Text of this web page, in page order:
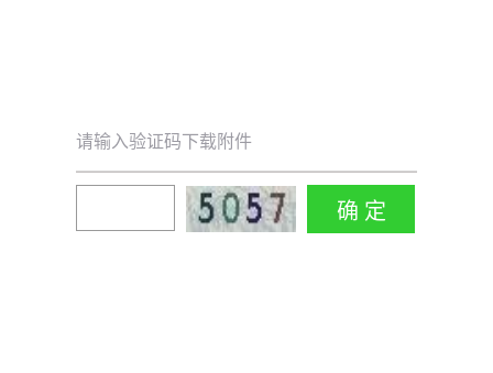
请输入验证码下载附件